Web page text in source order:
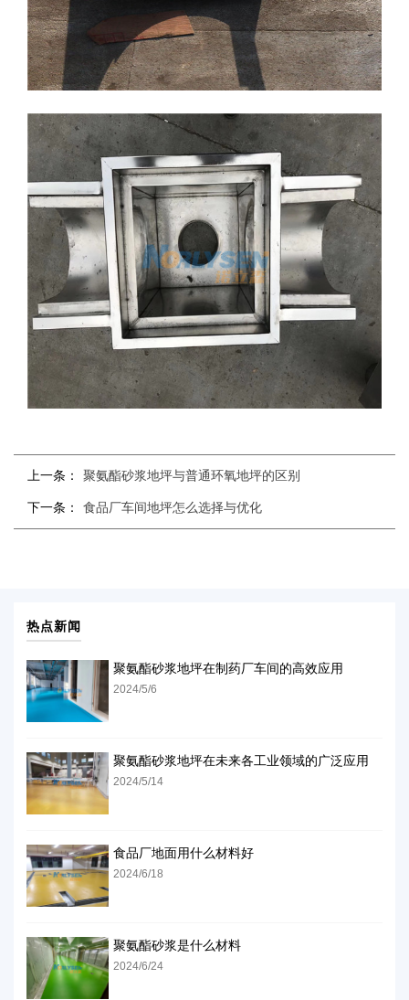
上一条： 聚氨酯砂浆地坪与普通环氧地坪的区别
下一条： 食品厂车间地坪怎么选择与优化
热点新闻
聚氨酯砂浆地坪在制药厂车间的高效应用
2024/5/6
聚氨酯砂浆地坪在未来各工业领域的广泛应用
2024/5/14
食品厂地面用什么材料好
2024/6/18
聚氨酯砂浆是什么材料
2024/6/24